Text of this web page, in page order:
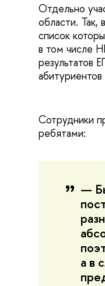
Отдельно
области. Так,
список
в том числе
результатов
Сотрудники
ребятами:
—
а в